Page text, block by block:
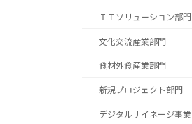
ＩＴソリューション部門
文化交流産業部門
食材外食産業部門
新規プロジェクト部門
デジタルサイネージ事業